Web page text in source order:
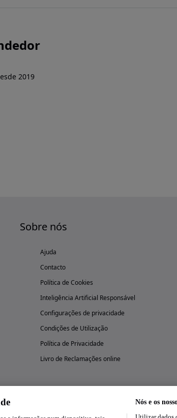
2019
Sobre nós
Ajuda
Contacto
Política de Cookies
Inteligência Artificial Responsável
Configurações de privacidade
Condições de Utilização
Política de Privacidade
Livro de Reclamações online
Nós e os